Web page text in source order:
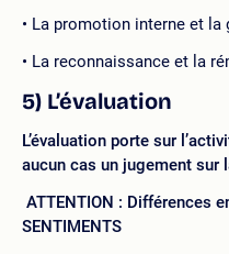
La promotion interne et la
La reconnaissance et la
5) L’évaluation
L’évaluation porte sur
aucun cas un jugement sur
ATTENTION : Différences
SENTIMENTS